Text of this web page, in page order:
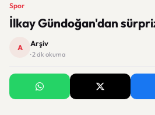
Spor
İlkay Gündoğan'dan
A Arşiv
· 2 dk okuma